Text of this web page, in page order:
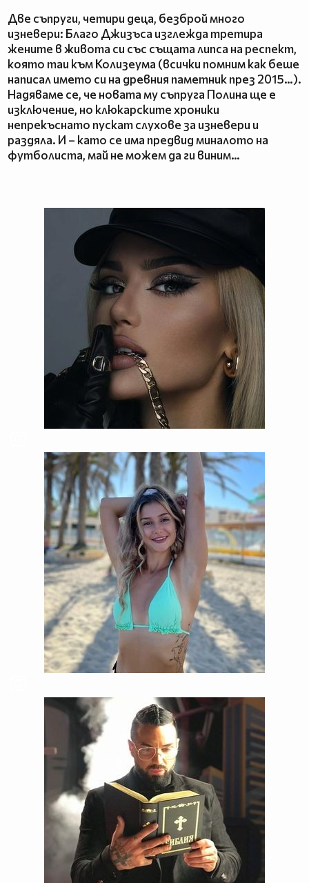
Две съпруги, четири деца, безброй много
изневери: Благо Джизъса изглежда третира
жените в живота си със същата липса на респект,
която таи към Колизеума (всички помним как беше
написал името си на древния паметник през 2015…).
Надяваме се, че новата му съпруга Полина ще е
изключение, но клюкарските хроники
непрекъснато пускат слухове за изневери и
раздяла. И – като се има предвид миналото на
футболиста, май не можем да ги виним…